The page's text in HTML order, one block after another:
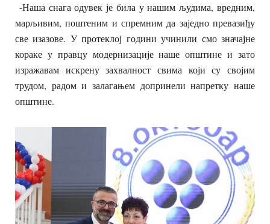
-Наша снага одувек је била у нашим људима, вредним,
марљивим, поштеним и спремним да заједно превазиђу
све изазове. У протеклој години учинили смо значајне
кораке у правцу модернизације наше општине и зато
изражавам искрену захвалност свима који су својим
трудом, радом и залагањем допринели напретку наше
општине.